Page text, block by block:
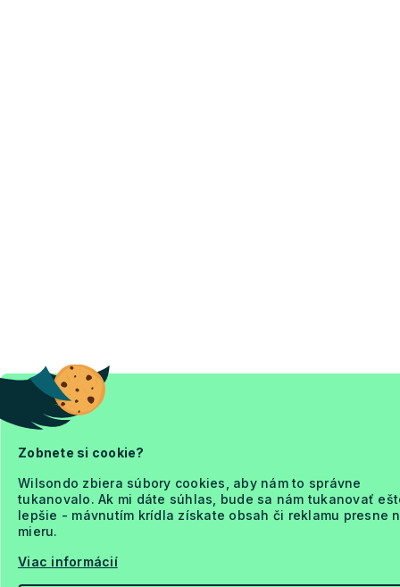
Zobnete si cookie?
Wilsondo zbiera súbory cookies, aby nám to správne
tukanovalo. Ak mi dáte súhlas, bude sa nám tukanovať
lepšie - mávnutím krídla získate obsah či reklamu presne
mieru.
Viac informácií